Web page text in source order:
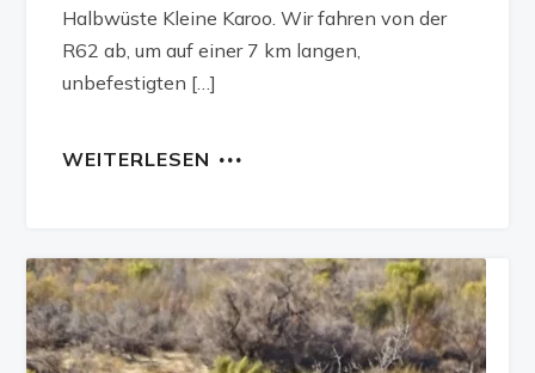
Halbwüste Kleine Karoo. Wir fahren von der
R62 ab, um auf einer 7 km langen,
unbefestigten […]
WEITERLESEN